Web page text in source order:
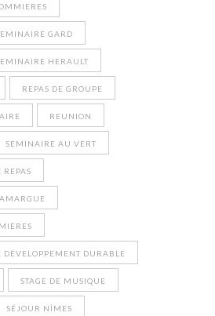
GARD
HERAULT
REPAS DE GROUPE
REUNION
SEMINAIRE AU VERT
DÉVELOPPEMENT DURABLE
STAGE DE MUSIQUE
SÉJOUR NÎMES